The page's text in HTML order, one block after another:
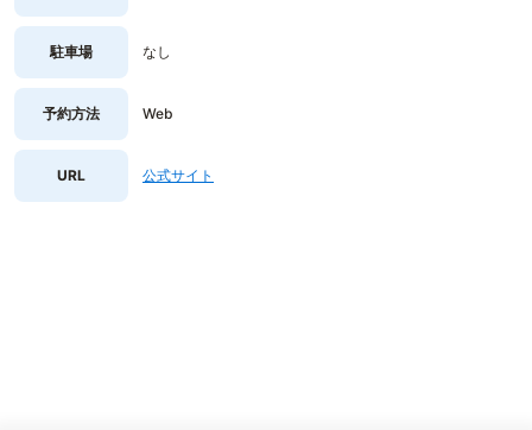
駐車場 なし
予約方法 Web
URL 公式サイト